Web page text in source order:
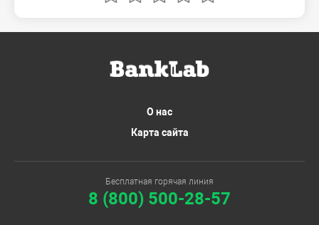
О нас
Карта сайта
Бесплатная горячая линия
8 (800) 500-28-57